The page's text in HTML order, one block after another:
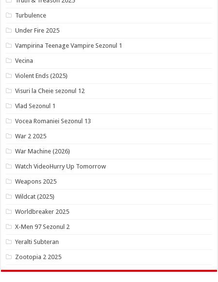
Turbulence
Under Fire 2025
Vampirina Teenage Vampire Sezonul 1
Vecina
Violent Ends (2025)
Visuri la Cheie sezonul 12
Vlad Sezonul 1
Vocea Romaniei Sezonul 13
War 2 2025
War Machine (2026)
Watch VideoHurry Up Tomorrow
Weapons 2025
Wildcat (2025)
Worldbreaker 2025
X-Men 97 Sezonul 2
Yeralti Subteran
Zootopia 2 2025